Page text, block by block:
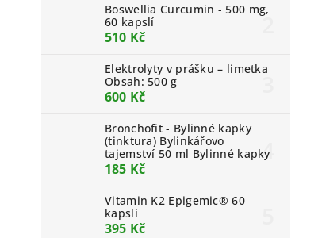
Boswellia Curcumin - 500 mg,
60 kapslí
510 Kč
Elektrolyty v prášku – limetka
Obsah: 500 g
600 Kč
Bronchofit - Bylinné kapky
(tinktura) Bylinkářovo
tajemství 50 ml Bylinné kapky
185 Kč
Vitamin K2 Epigemic® 60
kapslí
395 Kč